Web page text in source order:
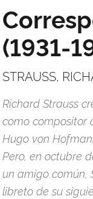
(1931-
STRAUSS,
Richard Strauss
como compositor
Hugo von
Pero, en octubre
un amigo común,
libreto de su